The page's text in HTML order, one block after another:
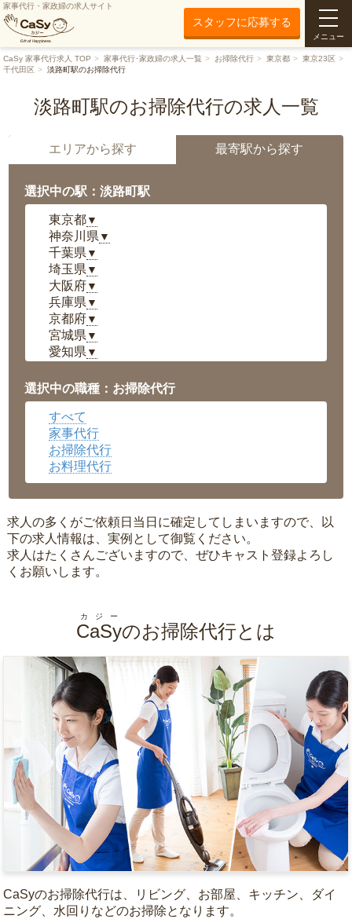
家事代行・家政婦の求人サイト
スタッフに応募する
メニュー
CaSy 家事代行求人 TOP 家事代行･家政婦の求人一覧 お掃除代行 東京都
東京23区
千代田区
淡路町駅のお掃除代行
淡路町駅のお掃除代行の求人一覧
エリアから探す 最寄駅から探す
選択中の駅：淡路町駅
東京都▼
神奈川県 ▼
千葉県 ▼
埼玉県 ▼
大阪府▼
兵庫県 ▼
京都府▼
宮城県 ▼
愛知県 ▼
岡山県▼
広島県▼
沖縄県
選択中の職種：お掃除代行
すべて
家事代行
お掃除代行
お料理代行
求人の多くがご依頼日当日に確定してしまいますので、以
下の求人情報は、実例として御覧ください。
求人はたくさんございますので、ぜひキャスト登録よろし
くお願いします。
CaSy
カジー
のお掃除代行とは
CaSyのお掃除代行は、リビング、お部屋、キッチン、ダイ
ニング、水回りなどのお掃除となります。